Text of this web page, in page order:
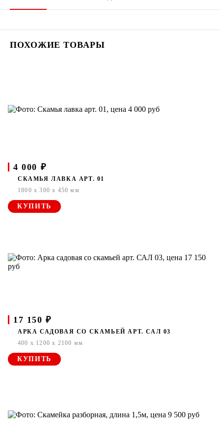
ПОХОЖИЕ ТОВАРЫ
4 000 ₽
СКАМЬЯ ЛАВКА АРТ. 01
1800 x 300 x 450 мм
КУПИТЬ
17 150 ₽
АРКА САДОВАЯ СО СКАМЬЕЙ АРТ. САЛ 03
400 x 1200 x 2100 мм
КУПИТЬ